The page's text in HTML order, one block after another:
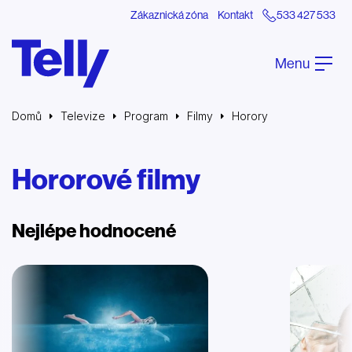
Zákaznická zóna Kontakt 533 427 533
Menu
Domů Televize Program Filmy Horory
Hororové filmy
Nejlépe hodnocené